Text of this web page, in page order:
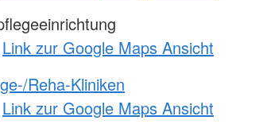
Link zur Google Maps Ansicht
Reha-Kliniken
Link zur Google Maps Ansicht